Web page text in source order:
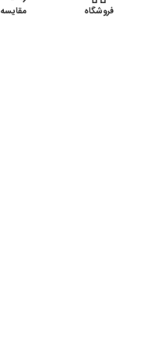
فروشگاه مقایسه